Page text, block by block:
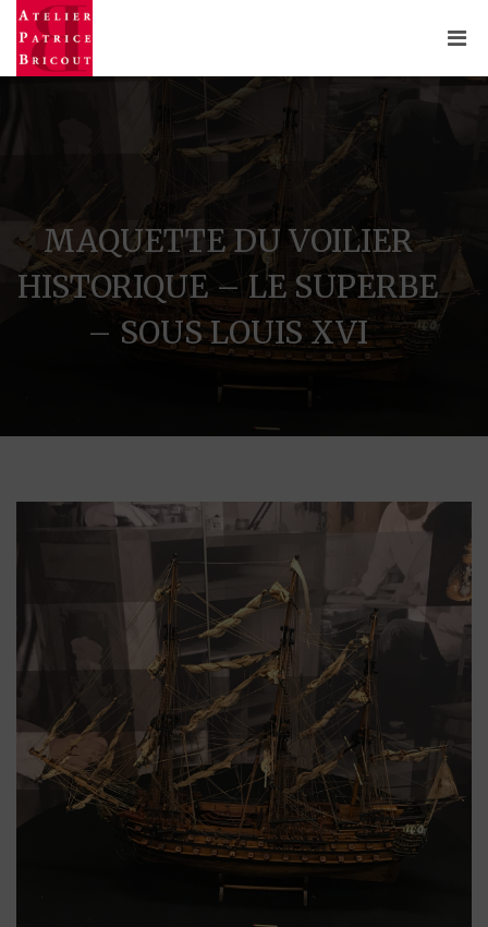
MAQUETTE DU VOILIER
HISTORIQUE – LE SUPERBE
– SOUS LOUIS XVI